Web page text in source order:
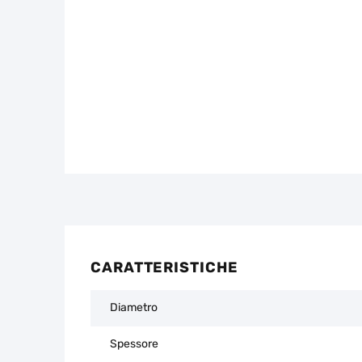
CARATTERISTICHE
Diametro
Spessore